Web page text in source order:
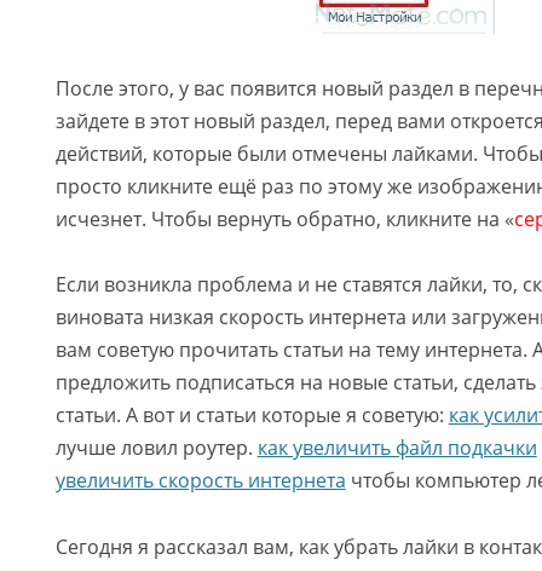
После этого, у вас появится новый раздел в
зайдете в этот новый раздел, перед вами
действий, которые были отмечены лайками.
просто кликните ещё раз по этому же
исчезнет. Чтобы вернуть обратно, кликните на «
Если возникла проблема и не ставятся лайки, то,
виновата низкая скорость интернета или
вам советую прочитать статьи на тему
предложить подписаться на новые статьи,
статьи. А вот и статьи которые я советую: как
лучше ловил роутер. как увеличить файл подкачки
увеличить скорость интернета чтобы компьютер
Сегодня я рассказал вам, как убрать лайки в